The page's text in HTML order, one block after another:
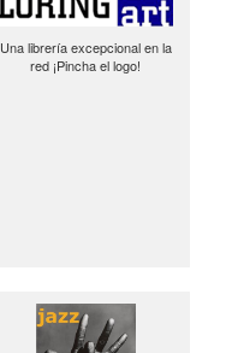
Una librería excepcional en la
red ¡Pincha el logo!